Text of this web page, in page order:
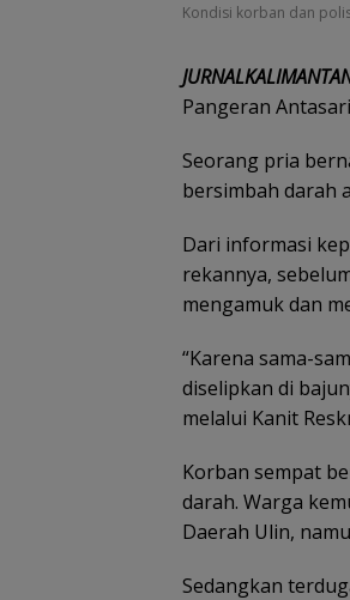
Kondisi korban dan
Pangeran
Seorang pria
bersimbah darah
Dari informasi
rekannya,
mengamuk dan
“Karena sama-
diselipkan di
melalui Kanit
Korban sempat
darah. Warga
Daerah Ulin,
Sedangkan